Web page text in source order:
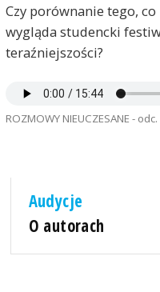
Czy porównanie tego, co
wygląda studencki
teraźniejszości?
ROZMOWY NIEUCZESANE -
Audycje
O autorach